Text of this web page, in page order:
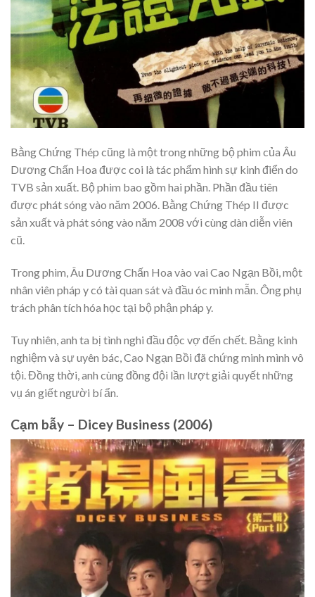
Bằng Chứng Thép cũng là một trong những bộ phim của Âu
Dương Chấn Hoa được coi là tác phẩm hình sự kinh điển do
TVB sản xuất. Bộ phim bao gồm hai phần. Phần đầu tiên
được phát sóng vào năm 2006. Bằng Chứng Thép II được
sản xuất và phát sóng vào năm 2008 với cùng dàn diễn viên
cũ.
Trong phim, Âu Dương Chấn Hoa vào vai Cao Ngạn Bồi, một
nhân viên pháp y có tài quan sát và đầu óc minh mẫn. Ông phụ
trách phân tích hóa học tại bộ phận pháp y.
Tuy nhiên, anh ta bị tình nghi đầu độc vợ đến chết. Bằng kinh
nghiệm và sự uyên bác, Cao Ngạn Bồi đã chứng minh mình vô
tội. Đồng thời, anh cùng đồng đội lần lượt giải quyết những
vụ án giết người bí ẩn.
Cạm bẫy – Dicey Business (2006)